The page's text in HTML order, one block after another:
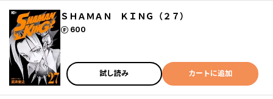
ＳＨＡＭＡＮ ＫＩＮＧ（２７）
600
ポイント
試し読み カートに追加